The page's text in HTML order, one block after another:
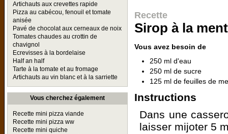
Artichauts aux crevettes rapide
Pizza au cabécou, fenouil et tomate
anisée
Pavé de chocolat aux cerneaux de noix
Tomates chaudes au crottin de
chavignol
Ecrevisses à la bordelaise
Half an half
Tarte à la tomate et au fromage
Artichauts au vin blanc et à la sarriette
Vous cherchez également
Recette mini pizza viande
Recette mini pizza ww
Recette mini quiche
Recette
Sirop à la
Vous avez besoin de
250 ml d'eau
250 ml de sucre
125 ml de feuilles de
Instructions
Dans une
laisser mijoter 5